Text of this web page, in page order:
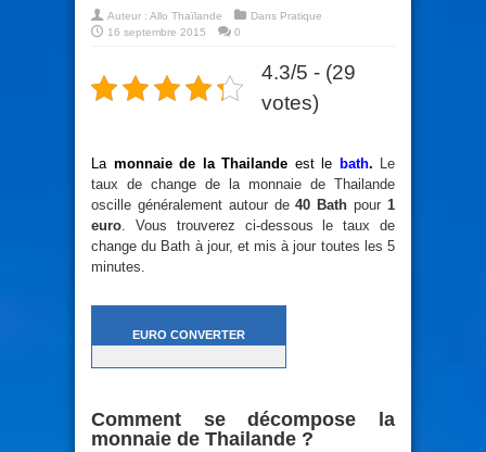
Auteur : Allo Thaïlande Dans Pratique
16 septembre 2015
0
4.3/5 - (29
votes)
Lamonnaie de la Thailande est le bath. Le
taux de change de la monnaie de Thailande
oscille généralement autour de40 Bath pour1
euro. Vous trouverez ci-dessous le taux de
change du Bath à jour, et mis à jour toutes les 5
minutes.
EURO CONVERTER
Comment se décompose la
monnaie de Thailande ?